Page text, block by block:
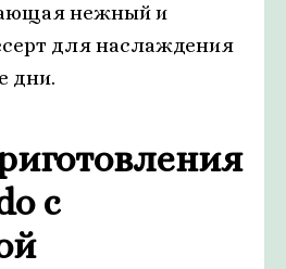
нежный и
для наслаждения
дни.
с